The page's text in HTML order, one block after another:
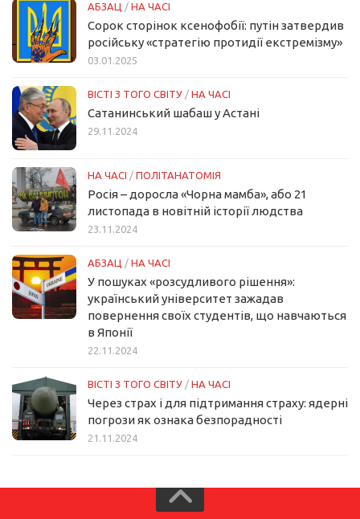
АБЗАЦ / НА ЧАСІ
Сорок сторінок ксенофобії: путін затвердив
російську «стратегію протидії екстремізму»
03.01.2025
ВІСТІ З ТОГО СВІТУ / НА ЧАСІ
Сатанинський шабаш у Астані
29.11.2024
НА ЧАСІ / ПОЛІТАНАТОМІЯ
Росія – доросла «Чорна мамба», або 21
листопада в новітній історії людства
23.11.2024
АБЗАЦ / НА ЧАСІ
У пошуках «розсудливого рішення»:
український університет зажадав
повернення своїх студентів, що навчаються
в Японії
22.11.2024
ВІСТІ З ТОГО СВІТУ / НА ЧАСІ
Через страх і для підтримання страху: ядерні
погрози як ознака безпорадності
21.11.2024